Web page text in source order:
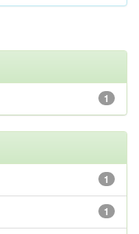
1
1
1